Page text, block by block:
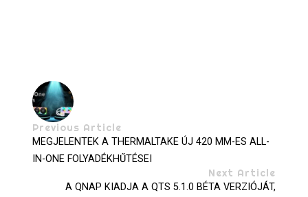
Previous Article
MEGJELENTEK A THERMALTAKE ÚJ 420 MM-ES ALL-
IN-ONE FOLYADÉKHŰTÉSEI
Next Article
A QNAP KIADJA A QTS 5.1.0 BÉTA VERZIÓJÁT,